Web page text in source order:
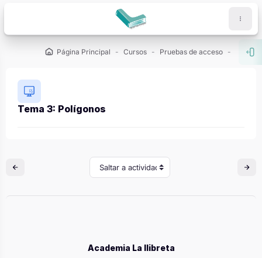
Página Principal Cursos Pruebas de acceso PCE
Tema 3: Polígonos
Saltar a actividad
Academia La llibreta